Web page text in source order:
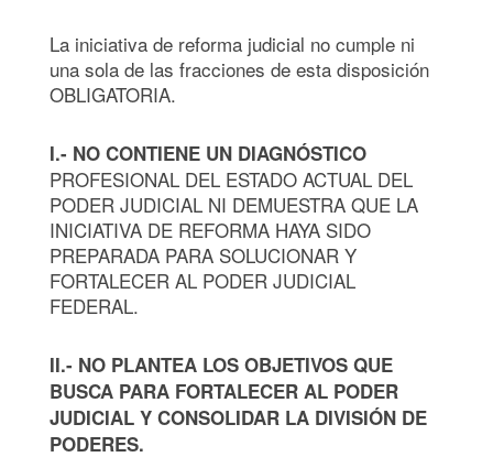
La iniciativa de reforma judicial no cumple ni
una sola de las fracciones de esta disposición
OBLIGATORIA.
I.- NO CONTIENE UN DIAGNÓSTICO
PROFESIONAL DEL ESTADO ACTUAL DEL
PODER JUDICIAL NI DEMUESTRA QUE LA
INICIATIVA DE REFORMA HAYA SIDO
PREPARADA PARA SOLUCIONAR Y
FORTALECER AL PODER JUDICIAL
FEDERAL.
II.- NO PLANTEA LOS OBJETIVOS QUE
BUSCA PARA FORTALECER AL PODER
JUDICIAL Y CONSOLIDAR LA DIVISIÓN DE
PODERES.